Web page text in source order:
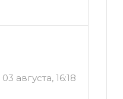
03 августа, 16:18